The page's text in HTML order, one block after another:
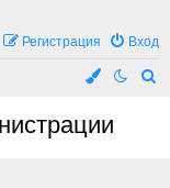
Вход
Регистрация